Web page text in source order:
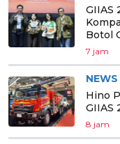
GIIAS
Botol
7 jam
NEWS
Hino
GIIAS
8 jam